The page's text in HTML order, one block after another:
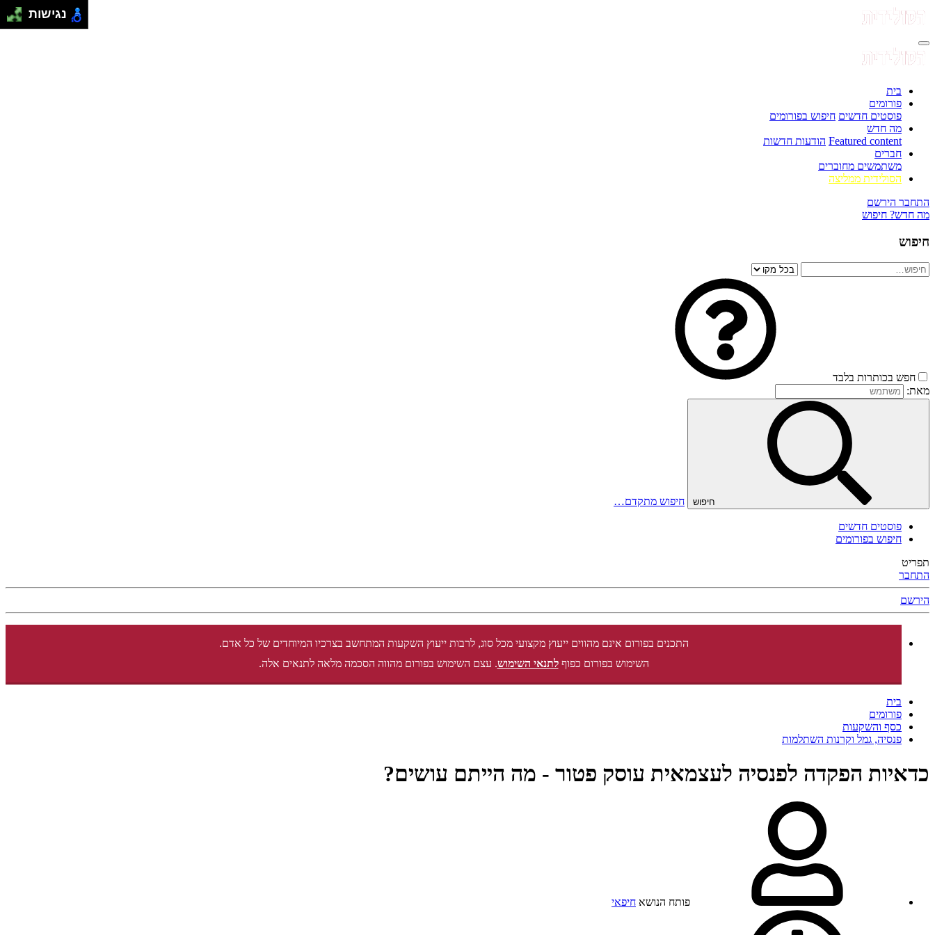
בית
פורומים
פוסטים חדשים חיפוש בפורומים
מה חדש
Featured content הודעות חדשות
חברים
משתמשים מחוברים
הסולידית ממליצה
התחבר הירשם
מה חדש? חיפוש
חיפוש
חפש בכותרות בלבד
מאת:
חיפוש חיפוש מתקדם…
פוסטים חדשים
חיפוש בפורומים
תפריט
התחבר
הירשם
התכנים בפורום אינם מהווים ייעוץ מקצועי מכל סוג, לרבות ייעוץ השקעות המתחשב בצרכיו המיוחדים של כל אדם.
השימוש בפורום כפוףלתנאי השימוש. עצם השימוש בפורום מהווה הסכמה מלאה לתנאים אלה.
בית
פורומים
כסף והשקעות
פנסיה, גמל וקרנות השתלמות
כדאיות הפקדה לפנסיה לעצמאית עוסק פטור - מה הייתם עושים?
פותח הנושא חיפאי
נגישות